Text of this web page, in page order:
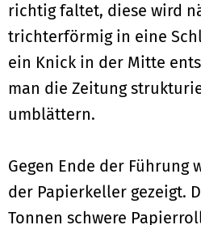
richtig faltet, diese wird
trichterförmig in eine
ein Knick in der Mitte
man die Zeitung
umblättern.
Gegen Ende der Führung
der Papierkeller gezeigt.
Tonnen schwere